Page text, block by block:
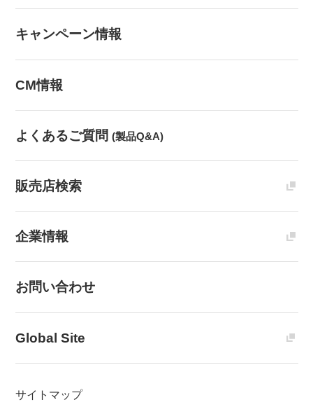
キャンペーン情報
CM情報
よくあるご質問 (製品Q&A)
販売店検索
企業情報
お問い合わせ
Global Site
サイトマップ